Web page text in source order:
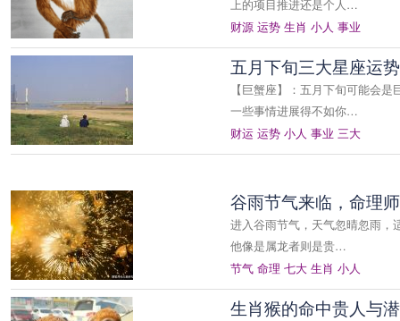
上的项目推进还是个人…
财源 运势 生肖 小人 事业
五月下旬三大星座运
【巨蟹座】：五月下旬可能会
一些事情进展得不如你…
财运 运势 小人 事业 三大
谷雨节气来临，命理
进入谷雨节气，天气忽晴忽雨，
他像是属龙者则是贵…
节气 命理 七大 生肖 小人
生肖猴的命中贵人与